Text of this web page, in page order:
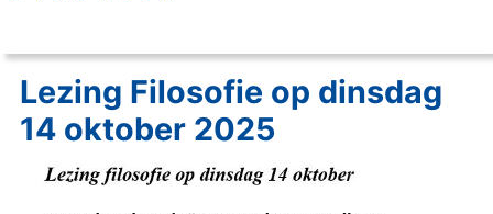
Lezing Filosofie op dinsdag
14 oktober 2025